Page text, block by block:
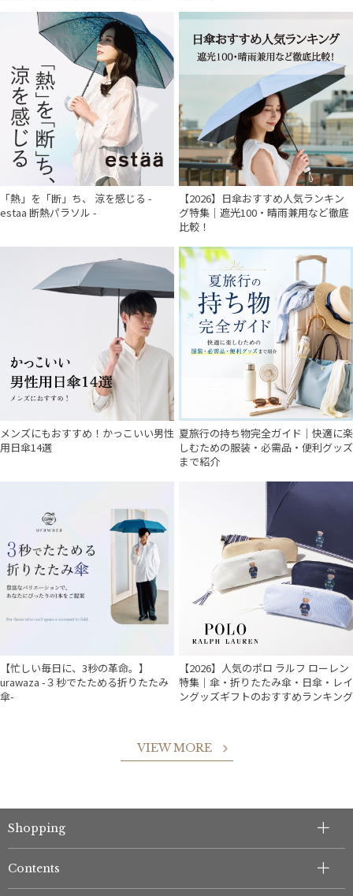
件
「熱」を「断」ち、 涼を感じる -
estaa 断熱パラソル -
【2026】日傘おすすめ人気ランキン
グ特集｜遮光100・晴雨兼用など徹底
比較！
メンズにもおすすめ！かっこいい男性
用日傘14選
夏旅行の持ち物完全ガイド｜快適に楽
しむための服装・必需品・便利グッズ
まで紹介
【忙しい毎日に、3秒の革命。】
urawaza -３秒でたためる折りたたみ
傘-
【2026】人気のポロ ラルフ ローレン
特集｜傘・折りたたみ傘・日傘・レイ
ングッズギフトのおすすめランキング
VIEW MORE
Shopping
Contents